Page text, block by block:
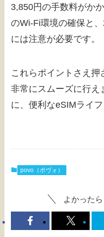
3,850円の手数料がか
のWi-Fi環境の確保と
には注意が必要です。
これらポイントさえ
非常にスムーズに行え
に、便利なeSIMライ
povo（ポヴォ）
よかった